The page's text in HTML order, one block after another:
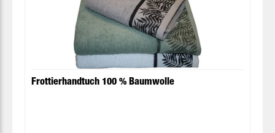
Frottierhandtuch 100 % Baumwolle